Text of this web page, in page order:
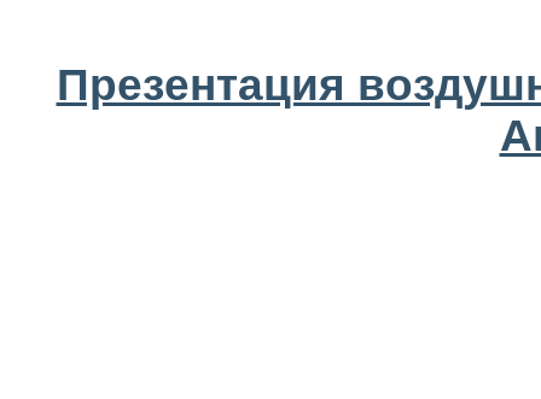
Презентация